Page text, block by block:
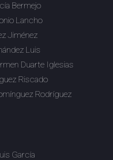
Bermejo
Lancho
Jiménez
Luis
Duarte Iglesias
Riscado
Rodríguez
García